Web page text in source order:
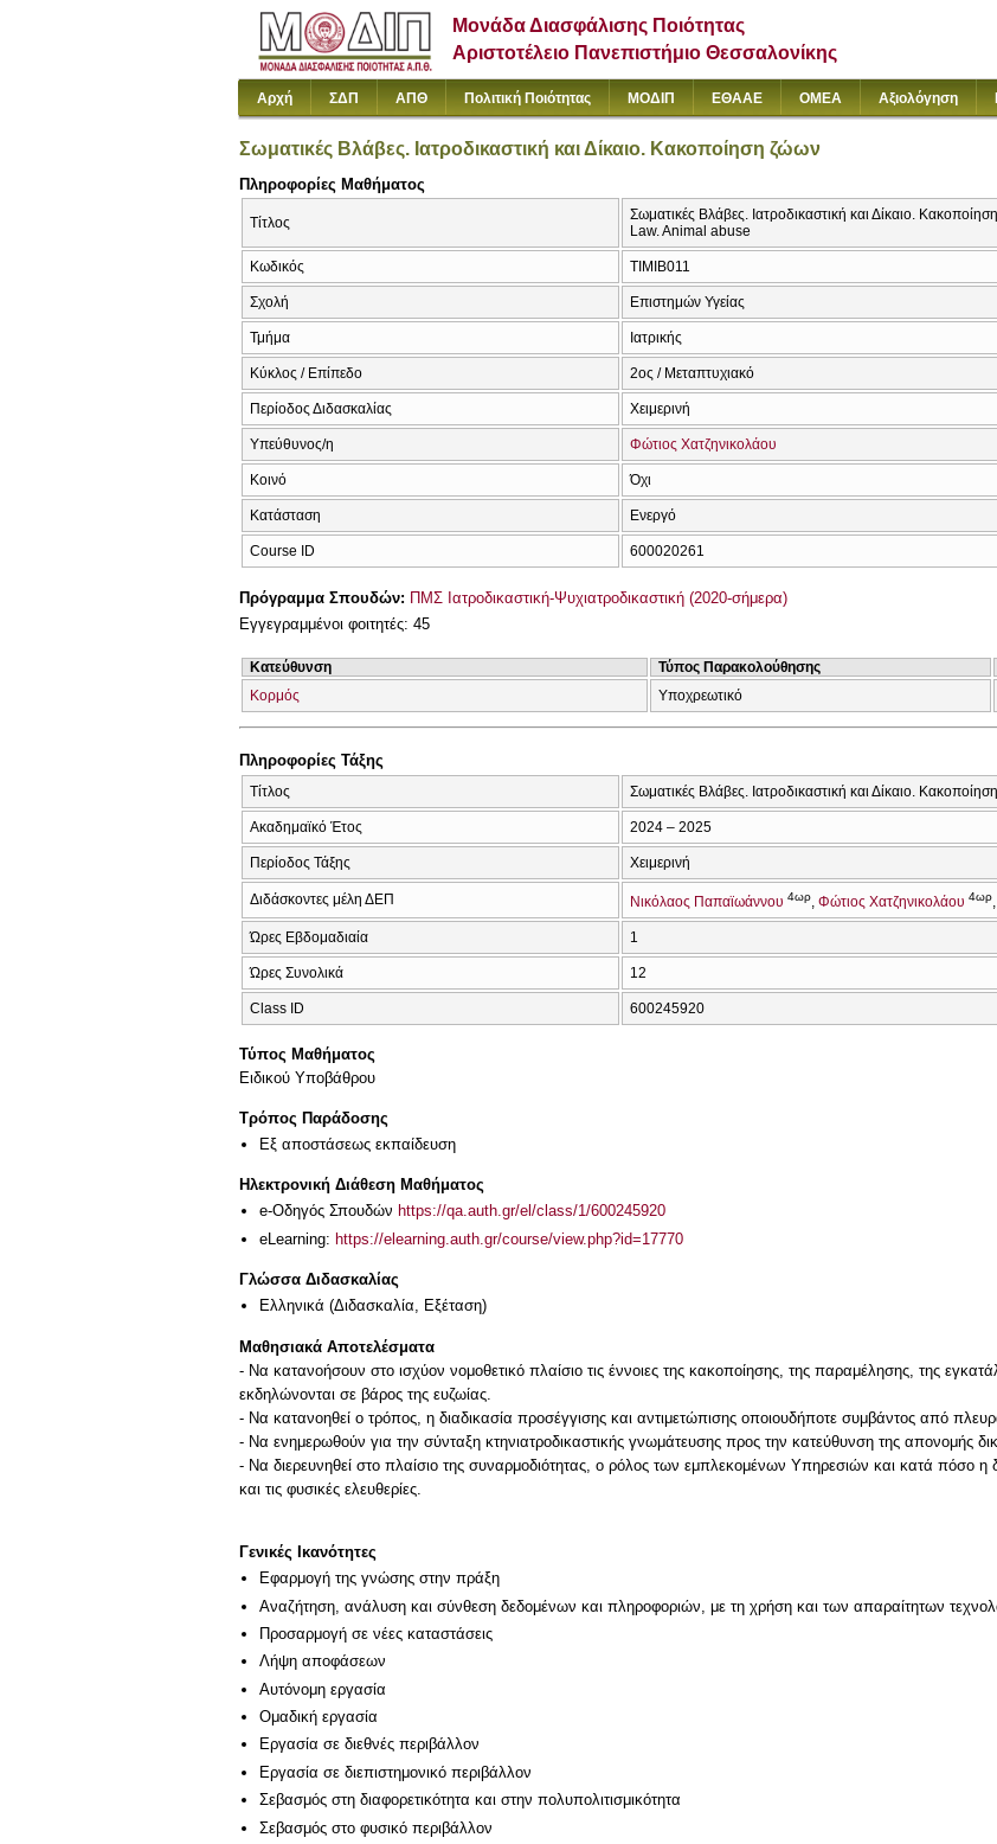
Μονάδα Διασφάλισης Ποιότητας
Αριστοτέλειο Πανεπιστήμιο Θεσσαλονίκης
Αρχή ΣΔΠ ΑΠΘ Πολιτική Ποιότητας ΜΟΔΙΠ ΕΘΑΑΕ ΟΜΕΑ Αξιολόγηση
Σωματικές Βλάβες. Ιατροδικαστική και Δίκαιο. Κακοποίηση ζώων
Πληροφορίες Μαθήματος
Τίτλος
Σωματικές Βλάβες. Ιατροδικαστική και Δίκαιο.
Law. Animal abuse
Κωδικός ΤΙΜΙΒ011
Σχολή Επιστημών Υγείας
Τμήμα Ιατρικής
Κύκλος / Επίπεδο 2ος / Μεταπτυχιακό
Περίοδος Διδασκαλίας Χειμερινή
Υπεύθυνος/η Φώτιος Χατζηνικολάου
Κοινό Όχι
Κατάσταση Ενεργό
Course ID 600020261
Πρόγραμμα Σπουδών: ΠΜΣ Ιατροδικαστική-Ψυχιατροδικαστική (2020-σήμερα)
Εγγεγραμμένοι φοιτητές: 45
Κατεύθυνση Τύπος Παρακολούθησης
Κορμός
Υποχρεωτικό
Πληροφορίες Τάξης
Τίτλος Σωματικές Βλάβες. Ιατροδικαστική και Δίκαιο.
Ακαδημαϊκό Έτος 2024 – 2025
Περίοδος Τάξης Χειμερινή
Διδάσκοντες μέλη ΔΕΠ Νικόλαος Παπαϊωάννου 4ωρ Φώτιος Χατζηνικολάου 4ωρ
Ώρες Εβδομαδιαία 1
Ώρες Συνολικά 12
Class ID 600245920
Τύπος Μαθήματος
Ειδικού Υποβάθρου
Τρόπος Παράδοσης
Eξ απoστάσεως εκπαίδευση
Ηλεκτρονική Διάθεση Μαθήματος
e-Οδηγός Σπουδών https://qa.auth.gr/el/class/1/600245920
eLearning: https://elearning.auth.gr/course/view.php?id=17770
Γλώσσα Διδασκαλίας
Ελληνικά (Διδασκαλία, Εξέταση)
Μαθησιακά Αποτελέσματα
- Να κατανοήσουν στο ισχύον νομοθετικό πλαίσιο τις έννοιες της κακοποίησης, της παραμέλησης, της
εκδηλώνονται σε βάρος της ευζωίας.
- Να κατανοηθεί ο τρόπος, η διαδικασία προσέγγισης και αντιμετώπισης οποιουδήποτε συμβάντος από
- Να ενημερωθούν για την σύνταξη κτηνιατροδικαστικής γνωμάτευσης προς την κατεύθυνση της απονομής
- Να διερευνηθεί στο πλαίσιο της συναρμοδιότητας, ο ρόλος των εμπλεκομένων Υπηρεσιών και κατά πόσο
και τις φυσικές ελευθερίες.
Γενικές Ικανότητες
Εφαρμογή της γνώσης στην πράξη
Αναζήτηση, ανάλυση και σύνθεση δεδομένων και πληροφοριών, με τη χρήση και των απαραίτητων
Προσαρμογή σε νέες καταστάσεις
Λήψη αποφάσεων
Αυτόνομη εργασία
Ομαδική εργασία
Εργασία σε διεθνές περιβάλλον
Εργασία σε διεπιστημονικό περιβάλλον
Σεβασμός στη διαφορετικότητα και στην πολυπολιτισμικότητα
Σεβασμός στο φυσικό περιβάλλον